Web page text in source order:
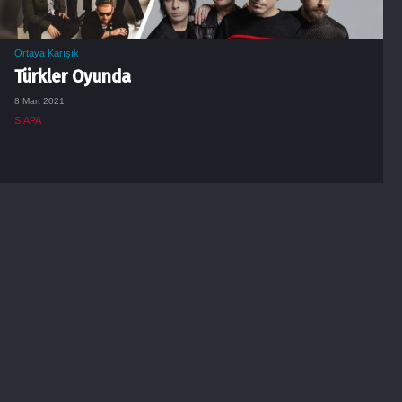
Ortaya Karışık
Türkler Oyunda
8 Mart 2021
SIAPA